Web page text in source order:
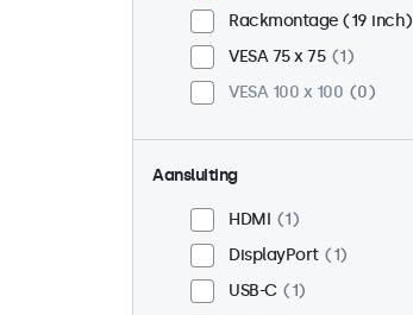
Rackmontage (19 inch)
VESA 75 x 75
1
VESA 100 x 100
0
Aansluiting
HDMI
1
DisplayPort
1
USB-C
1